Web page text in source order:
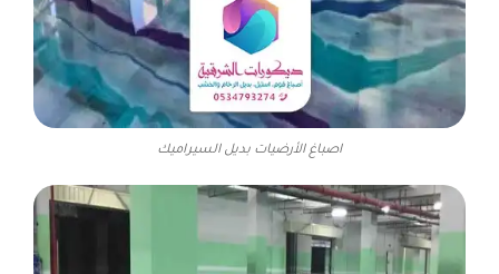
اصباغ الأرضيات بديل السيراميك